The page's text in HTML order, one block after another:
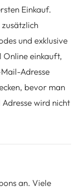
Einkauf.
und exklusive
Online einkauft,
Adresse
bevor man
wird nicht
an. Viele